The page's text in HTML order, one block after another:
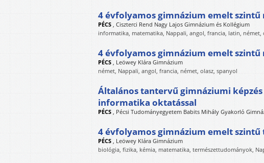
4 évfolyamos gimnázium emelt
PÉCS , Ciszterci Rend Nagy Lajos Gimnázium és Kollégium
informatika, matematika, Nappali, angol, francia, latin, német,
4 évfolyamos gimnázium emelt
PÉCS , Leöwey Klára Gimnázium
német, Nappali, angol, francia, német, olasz, spanyol
Általános tantervű gimnáziumi
informatika oktatással
PÉCS , Pécsi Tudományegyetem Babits Mihály Gyakorló
4 évfolyamos gimnázium emelt
PÉCS , Leöwey Klára Gimnázium
biológia, fizika, kémia, matematika, természettudományok,